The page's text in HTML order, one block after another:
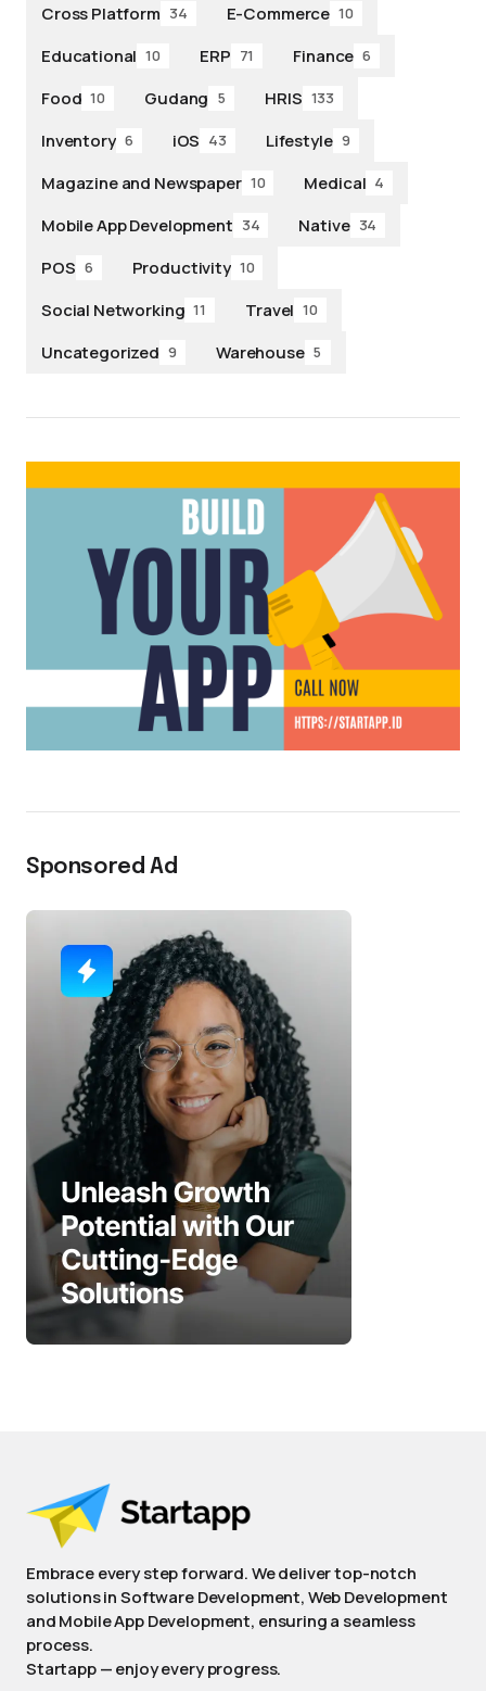
Cross Platform 34 E-Commerce 10
Educational 10 ERP 71 Finance 6
Food 10 Gudang 5 HRIS 133
Inventory 6 iOS 43 Lifestyle 9
Magazine and Newspaper 10 Medical 4
Mobile App Development 34 Native 34
POS 6 Productivity 10
Social Networking 11 Travel 10
Uncategorized 9 Warehouse 5
Sponsored Ad
Embrace every step forward. We deliver top-notch
solutions in Software Development, Web Development
and Mobile App Development, ensuring a seamless
process.
Startapp — enjoy every progress.